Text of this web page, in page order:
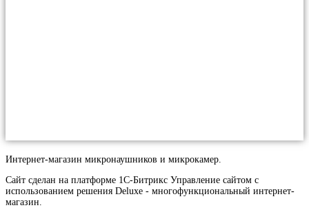
Интернет-магазин микронаушников и микрокамер.
Сайт сделан на платформе 1С-Битрикс Управление сайтом с
использованием решения Deluxe - многофункциональный интернет-
магазин.